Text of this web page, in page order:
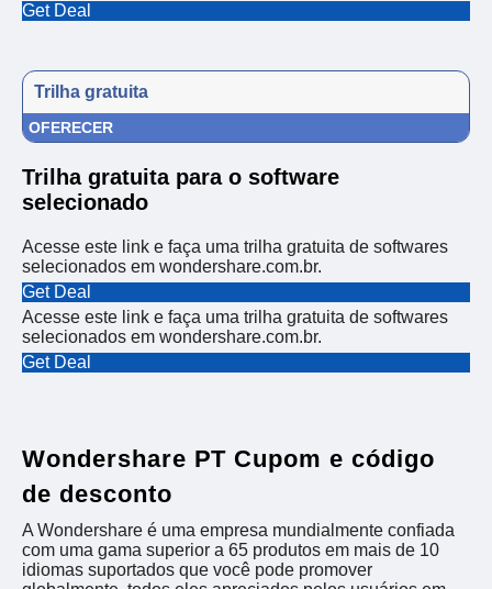
Get Deal
Trilha gratuita
OFERECER
Trilha gratuita para o software
selecionado
Acesse este link e faça uma trilha gratuita de softwares
selecionados em wondershare.com.br.
Get Deal
Acesse este link e faça uma trilha gratuita de softwares
selecionados em wondershare.com.br.
Get Deal
Wondershare PT Cupom e código
de desconto
A Wondershare é uma empresa mundialmente confiada
com uma gama superior a 65 produtos em mais de 10
idiomas suportados que você pode promover